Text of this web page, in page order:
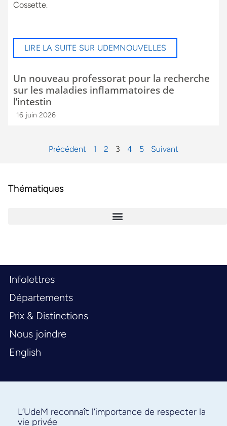
Cossette.
LIRE LA SUITE SUR UDEMNOUVELLES
Un nouveau professorat pour la recherche
sur les maladies inflammatoires de
l’intestin
16 juin 2026
Précédent 1 2 3 4 5 Suivant
Thématiques
Infolettres
Départements
Prix & Distinctions
Nous joindre
English
L’UdeM reconnaît l’importance de respecter la
vie privée